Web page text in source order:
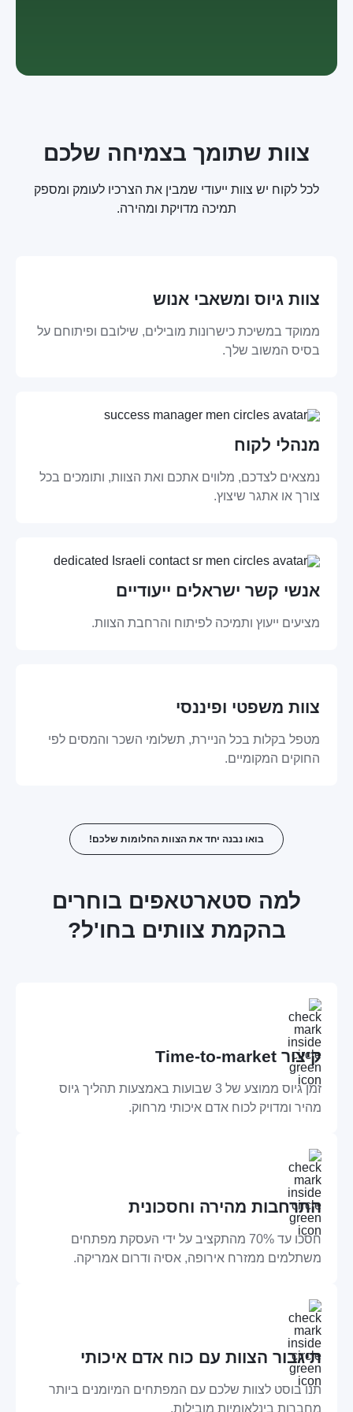
צוות שתומך בצמיחה שלכם
לכל לקוח יש צוות ייעודי שמבין את הצרכיו לעומק ומספק
תמיכה מדויקת ומהירה.
צוות גיוס ומשאבי אנוש
ממוקד במשיכת כישרונות מובילים, שילובם ופיתוחם על
בסיס המשוב שלך.
מנהלי לקוח
נמצאים לצדכם, מלווים אתכם ואת הצוות, ותומכים בכל
צורך או אתגר שיצוץ.
אנשי קשר ישראלים ייעודיים
מציעים ייעוץ ותמיכה לפיתוח והרחבת הצוות.
צוות משפטי ופיננסי
מטפל בקלות בכל הניירת, תשלומי השכר והמסים לפי
החוקים המקומיים.
בואו נבנה יחד את הצוות החלומות שלכם!
למה סטארטאפים בוחרים
בהקמת צוותים בחו'ל?
קיצור Time-to-market
זמן גיוס ממוצע של 3 שבועות באמצעות תהליך גיוס
מהיר ומדויק לכוח אדם איכותי מרחוק.
התרחבות מהירה וחסכונית
חסכו עד 70% מהתקציב על ידי העסקת מפתחים
משתלמים ממזרח אירופה, אסיה ודרום אמריקה.
תיגבור הצוות עם כוח אדם איכותי
תנו בוסט לצוות שלכם עם המפתחים המיומנים ביותר
מחברות בינלאומיות מובילות.